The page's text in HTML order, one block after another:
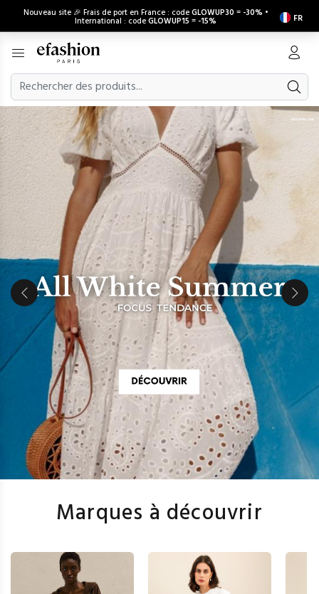
Nouveau site 🎉 Frais de port en France : codeGLOWUP30 = -30% •
International : codeGLOWUP15 = -15% FR
Marques à découvrir